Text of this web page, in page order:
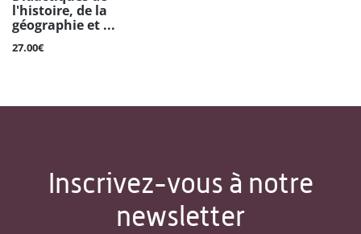
l'histoire, de la
géographie et ...
27.00€
Inscrivez-vous à notre
newsletter